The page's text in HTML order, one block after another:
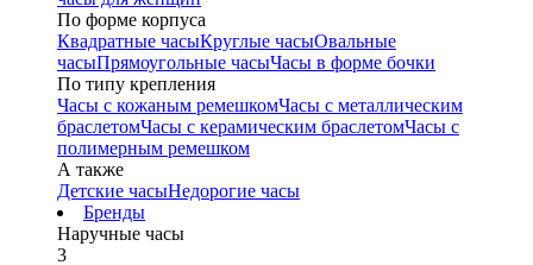
По форме корпуса
Квадратные часыКруглые часыОвальные
часыПрямоугольные часыЧасы в форме бочки
По типу крепления
Часы с кожаным ремешкомЧасы с металлическим
браслетомЧасы с керамическим браслетомЧасы с
полимерным ремешком
А также
Детские часыНедорогие часы
Бренды
Наручные часы
3